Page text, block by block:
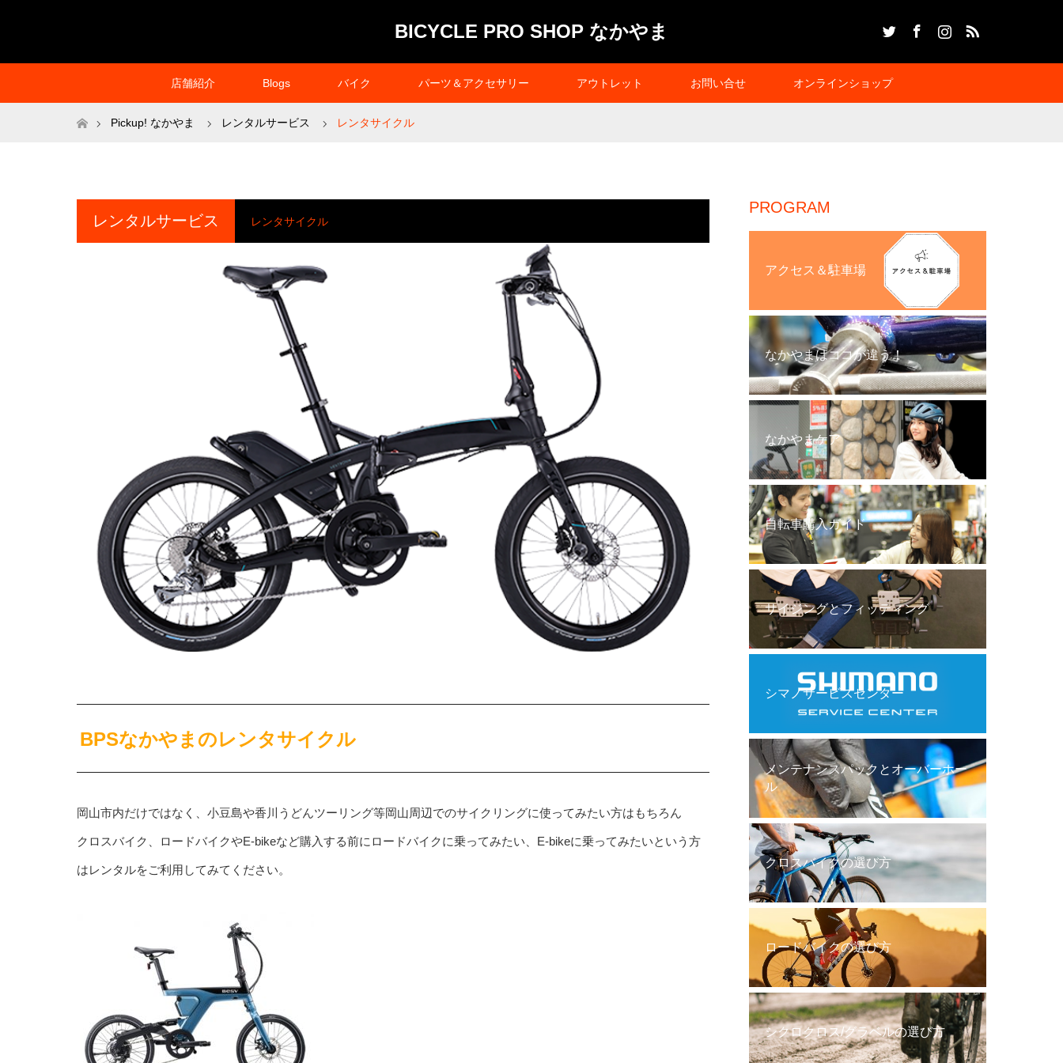
BICYCLE PRO SHOP なかやま
店舗紹介 Blogs バイク パーツ＆アクセサリー アウトレット お問い合せ オンラインショップ
ホームPickup! なかやま レンタルサービス レンタサイクル
レンタルサービス レンタサイクル
BPSなかやまのレンタサイクル
岡山市内だけではなく、小豆島や香川うどんツーリング等岡山周辺でのサイクリングに使ってみたい方はもちろん
クロスバイク、ロードバイクやE-bikeなど購入する前にロードバイクに乗ってみたい、E-bikeに乗ってみたいという方
はレンタルをご利用してみてください。
PROGRAM
アクセス＆駐車場
なかやまはココが違う！
なかやまケア
自転車購入ガイド
サイジングとフィッティング
シマノサービスセンター
メンテナンスパックとオーバーホー
ル
クロスバイクの選び方
ロードバイクの選び方
シクロクロス/グラベルの選び方